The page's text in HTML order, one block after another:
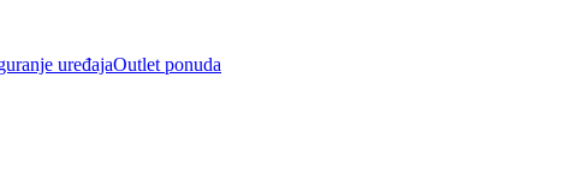
uređajaOutlet ponuda